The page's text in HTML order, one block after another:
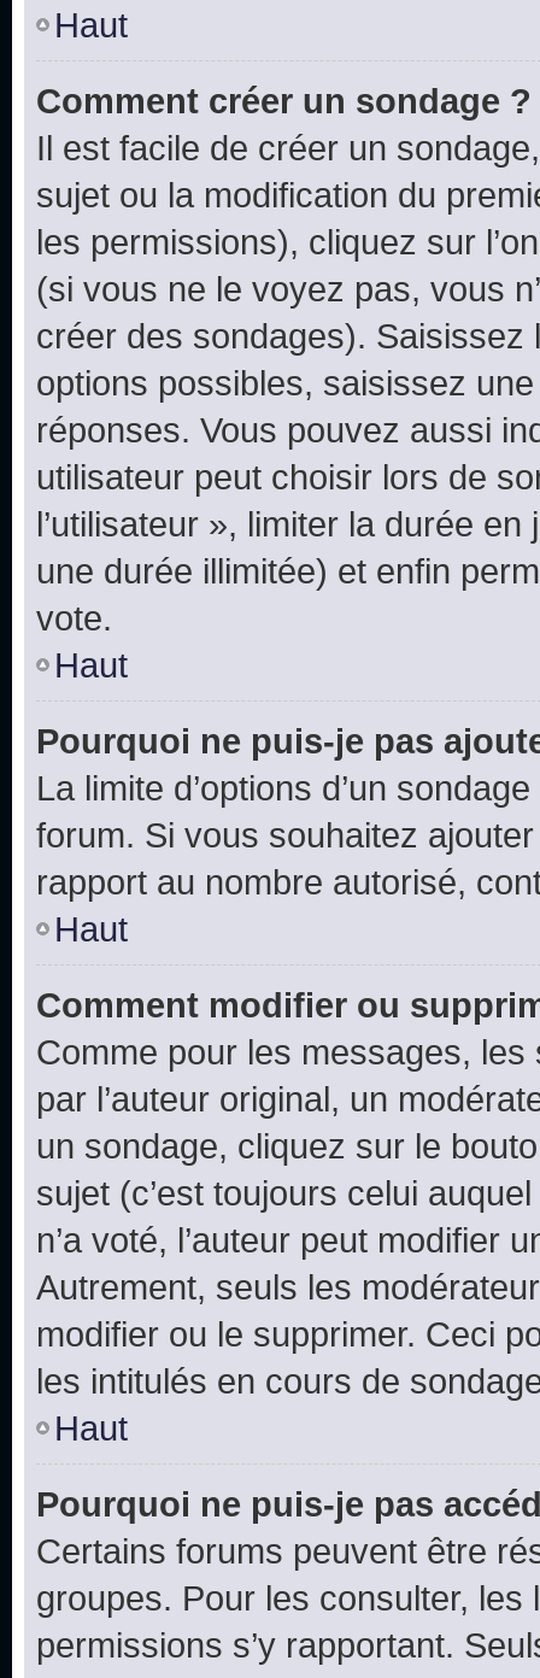
Haut
Comment créer un sondage ?
Il est facile de créer un
sujet ou la modification du
les permissions), cliquez sur
(si vous ne le voyez pas, vous
créer des sondages).
options possibles, saisissez
réponses. Vous pouvez aussi
utilisateur peut choisir lors de
l’utilisateur », limiter la durée
une durée illimitée) et enfin
vote.
Haut
Pourquoi ne puis-je pas
La limite d’options d’un
forum. Si vous souhaitez
rapport au nombre autorisé,
Haut
Comment modifier ou
Comme pour les messages,
par l’auteur original, un
un sondage, cliquez sur le
sujet (c’est toujours celui
n’a voté, l’auteur peut modifier
Autrement, seuls les
modifier ou le supprimer. Ceci
les intitulés en cours de
Haut
Pourquoi ne puis-je pas
Certains forums peuvent être
groupes. Pour les consulter,
permissions s’y rapportant.